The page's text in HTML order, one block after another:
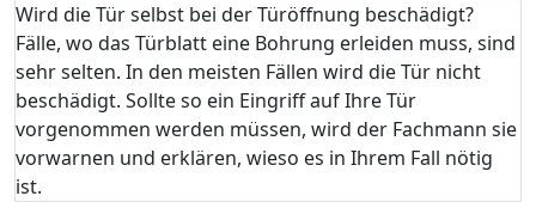
Wird die Tür selbst bei der Türöffnung beschädigt?
Fälle, wo das Türblatt eine Bohrung erleiden muss, sind
sehr selten. In den meisten Fällen wird die Tür nicht
beschädigt. Sollte so ein Eingriff auf Ihre Tür
vorgenommen werden müssen, wird der Fachmann sie
vorwarnen und erklären, wieso es in Ihrem Fall nötig
ist.